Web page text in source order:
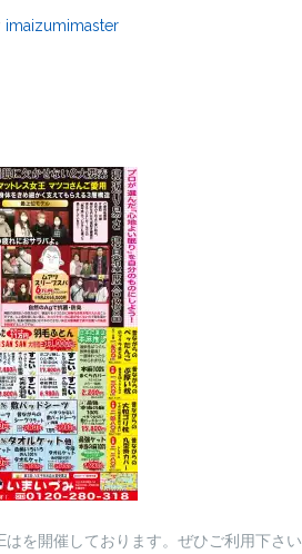
imaizumimaster
はを開催しております。ぜひご利用下さい